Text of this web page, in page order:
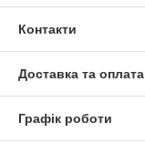
Контакти
Доставка та оплата
Графік роботи